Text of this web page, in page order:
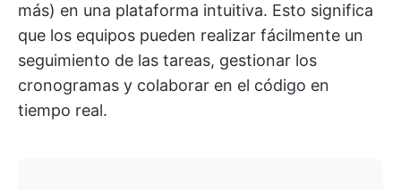
más) en una plataforma intuitiva. Esto significa
que los equipos pueden realizar fácilmente un
seguimiento de las tareas, gestionar los
cronogramas y colaborar en el código en
tiempo real.